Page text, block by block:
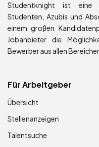
Studentknight ist eine
Studenten, Azubis und
einem großen
Jobanbieter die
Bewerber aus allen
Für Arbeitgeber
Übersicht
Stellenanzeigen
Talentsuche